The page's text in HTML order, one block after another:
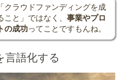
クラウドファンディングを成
こと」ではなく、 事業やプロ
の成功ってことですもんね。
言語化する